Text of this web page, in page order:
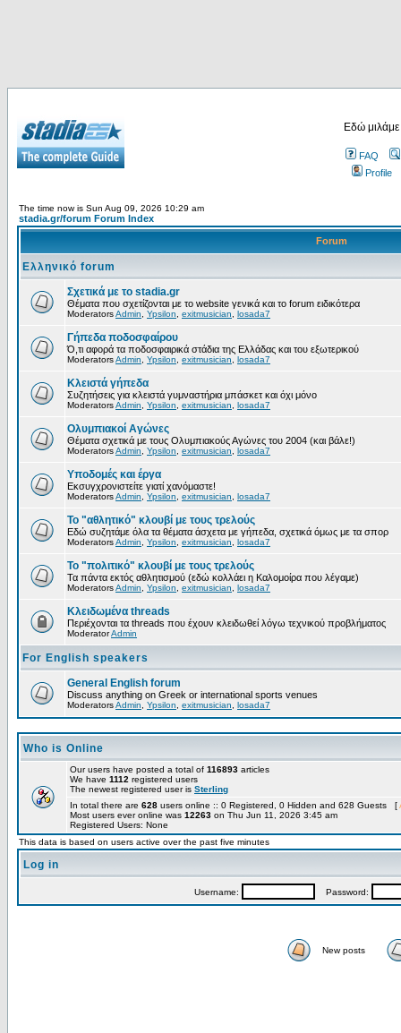
Εδώ
FAQ
Profile
The time now is Sun Aug 09, 2026 10:29 am
stadia.gr/forum Forum Index
Forum
Ελληνικό forum
Σχετικά με το stadia.gr
Θέματα που σχετίζονται με το website γενικά και το forum ειδικότερα
ModeratorsAdmin Ypsilon exitmusician losada7
Γήπεδα ποδοσφαίρου
Ό,τι αφορά τα ποδοσφαιρικά στάδια της Ελλάδας και του εξωτερικού
ModeratorsAdmin Ypsilon exitmusician losada7
Κλειστά γήπεδα
Συζητήσεις για κλειστά γυμναστήρια μπάσκετ και όχι μόνο
ModeratorsAdmin Ypsilon exitmusician losada7
Ολυμπιακοί Αγώνες
Θέματα σχετικά με τους Ολυμπιακούς Αγώνες του 2004 (και βάλε!)
ModeratorsAdmin Ypsilon exitmusician losada7
Υποδομές και έργα
Εκσυγχρονιστείτε γιατί χανόμαστε!
ModeratorsAdmin Ypsilon exitmusician losada7
Το "αθλητικό" κλουβί με τους τρελούς
Εδώ συζητάμε όλα τα θέματα άσχετα με γήπεδα, σχετικά όμως με τα σπορ
ModeratorsAdmin Ypsilon exitmusician losada7
Το "πολιτικό" κλουβί με τους τρελούς
Τα πάντα εκτός αθλητισμού (εδώ κολλάει η Καλομοίρα που λέγαμε)
ModeratorsAdmin Ypsilon exitmusician losada7
Κλειδωμένα threads
Περιέχονται τα threads που έχουν κλειδωθεί λόγω τεχνικού προβλήματος
ModeratorAdmin
For English speakers
General English forum
Discuss anything on Greek or international sports venues
ModeratorsAdmin Ypsilon exitmusician losada7
Who is Online
Our users have posted a total of 116893 articles
We have 1112 registered users
The newest registered user is Sterling
In total there are 628 users online :: 0 Registered, 0 Hidden and 628 Guests [
Most users ever online was 12263 on Thu Jun 11, 2026 3:45 am
Registered Users: None
This data is based on users active over the past five minutes
Log in
Username: Password:
New posts